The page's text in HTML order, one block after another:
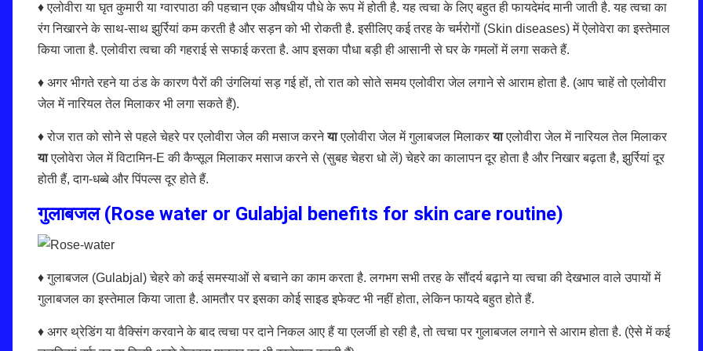
♦ एलोवीरा या घृत कुमारी या ग्वारपाठा की पहचान एक औषधीय पौधे के रूप में होती है. यह त्वचा के लिए बहुत ही फायदेमंद मानी जाती है. यह त्वचा का
रंग निखारने के साथ-साथ झुर्रियां कम करती है और सड़न को भी रोकती है. इसीलिए कई तरह के चर्मरोगों (Skin diseases) में ऐलोवेरा का इस्तेमाल
किया जाता है. एलोवीरा त्वचा की गहराई से सफाई करता है. आप इसका पौधा बड़ी ही आसानी से घर के गमलों में लगा सकते हैं.
♦ अगर भीगते रहने या ठंड के कारण पैरों की उंगलियां सड़ गई हों, तो रात को सोते समय एलोवीरा जेल लगाने से आराम होता है. (आप चाहें तो एलोवीरा
जेल में नारियल तेल मिलाकर भी लगा सकते हैं).
♦ रोज रात को सोने से पहले चेहरे पर एलोवीरा जेल की मसाज करनेयाएलोवीरा जेल में गुलाबजल मिलाकरयाएलोवीरा जेल में नारियल तेल मिलाकर
याएलोवेरा जेल में विटामिन-E की कैप्सूल मिलाकर मसाज करने से (सुबह चेहरा धो लें) चेहरे का कालापन दूर होता है और निखार बढ़ता है, झुर्रियां दूर
होती हैं, दाग-धब्बे और पिंपल्स दूर होते हैं.
गुलाबजल (Rose water or Gulabjal benefits for skin care routine)
♦ गुलाबजल (Gulabjal) चेहरे को कई समस्याओं से बचाने का काम करता है. लगभग सभी तरह के सौंदर्य बढ़ाने या त्वचा की देखभाल वाले उपायों में
गुलाबजल का इस्तेमाल किया जाता है. आमतौर पर इसका कोई साइड इफेक्ट भी नहीं होता, लेकिन फायदे बहुत होते हैं.
♦ अगर थ्रेडिंग या वैक्सिंग करवाने के बाद त्वचा पर दाने निकल आए हैं या एलर्जी हो रही है, तो त्वचा पर गुलाबजल लगाने से आराम होता है. (ऐसे में कई